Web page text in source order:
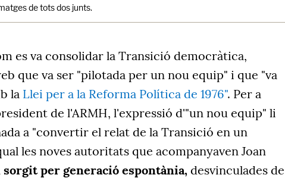
de tots dos junts.
es va consolidar la Transició democràtica,
que va ser "pilotada per un nou equip" i que "va
la Llei per a la Reforma Política de 1976". Per a
de l'ARMH, l'expressió d'"un nou equip" li
a "convertir el relat de la Transició en un
les noves autoritats que acompanyaven Joan
sorgit per generació espontània, desvinculades de